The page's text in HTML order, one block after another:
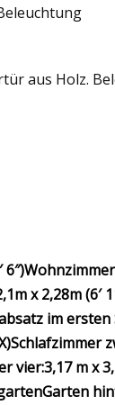
aus Holz.
6″)
x 2,28m (6′
im ersten
Schlafzimmer
vier:3,17 m x
Garten